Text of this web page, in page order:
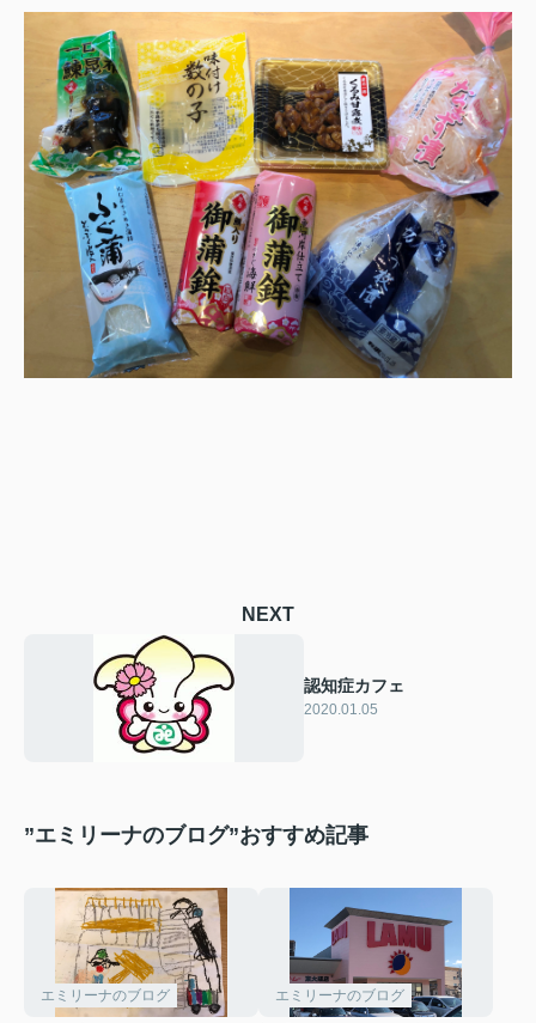
NEXT
認知症カフェ
2020.01.05
”エミリーナのブログ”おすすめ記事
エミリーナのブログ エミリーナのブログ